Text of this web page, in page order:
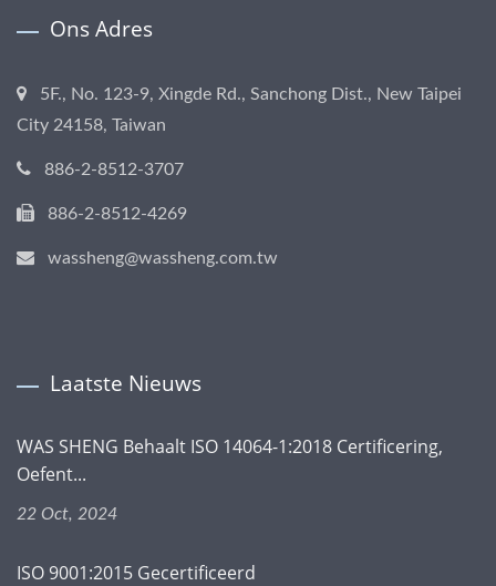
Ons Adres
5F., No. 123-9, Xingde Rd., Sanchong Dist., New Taipei
City 24158, Taiwan
886-2-8512-3707
886-2-8512-4269
wassheng@wassheng.com.tw
Laatste Nieuws
WAS SHENG Behaalt ISO 14064-1:2018 Certificering,
Oefent...
22 Oct, 2024
ISO 9001:2015 Gecertificeerd